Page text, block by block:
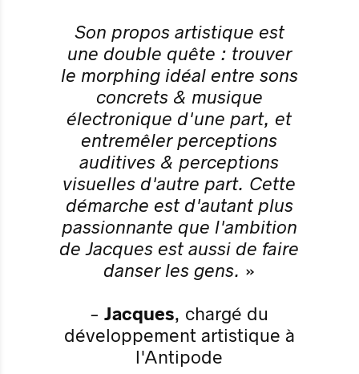
Son propos artistique est
une double quête : trouver
le morphing idéal entre sons
concrets & musique
électronique d'une part, et
entremêler perceptions
auditives & perceptions
visuelles d'autre part. Cette
démarche est d'autant plus
passionnante que l'ambition
de Jacques est aussi de faire
danser les gens. »
- Jacques, chargé du
développement artistique à
l'Antipode